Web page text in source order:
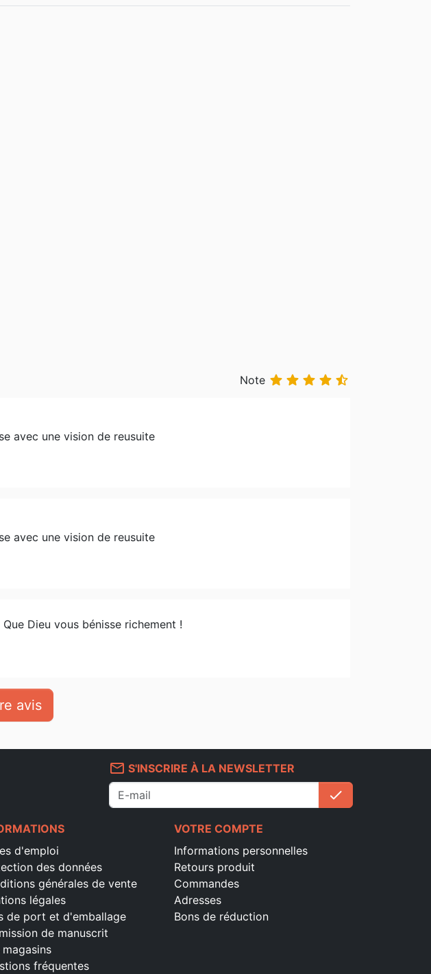
Note     
avec une vision de reusuite
avec une vision de reusuite
Dieu vous bénisse richement !
avis
mail_outline S'INSCRIRE À LA NEWSLETTER
check
d'emploi
des données
générales de vente
légales
de port et d'emballage
de manuscrit
magasins
fréquentes
VOTRE COMPTE
Informations personnelles
Retours produit
Commandes
Adresses
Bons de réduction